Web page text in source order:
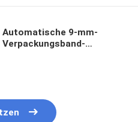
Automatische 9-mm-
Verpackungsband-